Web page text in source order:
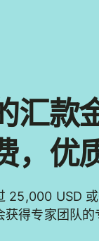
汇款
，优
25,000 USD
获得专家团队的